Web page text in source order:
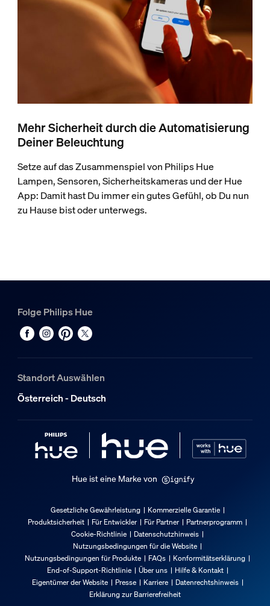
Mehr Sicherheit durch die Automatisierung
Deiner Beleuchtung
Setze auf das Zusammenspiel von Philips Hue
Lampen, Sensoren, Sicherheitskameras und der Hue
App: Damit hast Du immer ein gutes Gefühl, ob Du nun
zu Hause bist oder unterwegs.
Folge Philips Hue
Standort Auswählen
Österreich - Deutsch
Hue ist eine Marke von
Gesetzliche Gewährleistung
Kommerzielle Garantie
Produktsicherheit
Für Entwickler Für Partner
Partnerprogramm
Cookie-Richtlinie
Datenschutzhinweis
Nutzungsbedingungen für die Website
Nutzungsbedingungen für Produkte
FAQs
Konformitätserklärung
End-of-Support-Richtlinie
Über uns
Hilfe & Kontakt
Eigentümer der Website
Presse Karriere
Datenrechtshinweis
Erklärung zur Barrierefreiheit